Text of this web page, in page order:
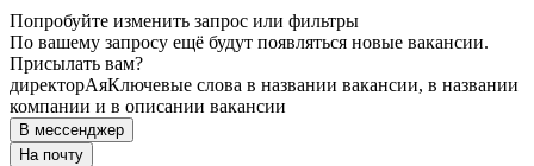
Попробуйте изменить запрос или фильтры
По вашему запросу ещё будут появляться новые вакансии.
Присылать вам?
директорАяКлючевые слова в названии вакансии, в названии
компании и в описании вакансии
В мессенджер
На почту